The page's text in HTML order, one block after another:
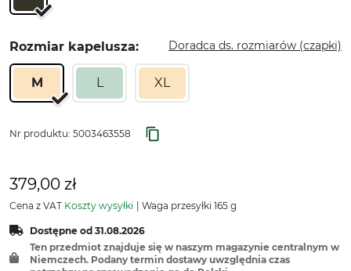
Rozmiar kapelusza: Doradca ds. rozmiarów (czapki)
M L XL
Nr produktu: 5003463558
379,00 zł
Cena z VAT Koszty wysyłki Waga przesyłki 165 g
Dostępne od 31.08.2026
Ten przedmiot znajduje się w naszym magazynie centralnym w
Niemczech. Podany termin dostawy uwzględnia czas